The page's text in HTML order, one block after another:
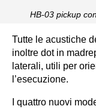
HB-03 pickup
Tutte le acustiche
inoltre dot in
laterali, utili per
l’esecuzione.
I quattro nuovi